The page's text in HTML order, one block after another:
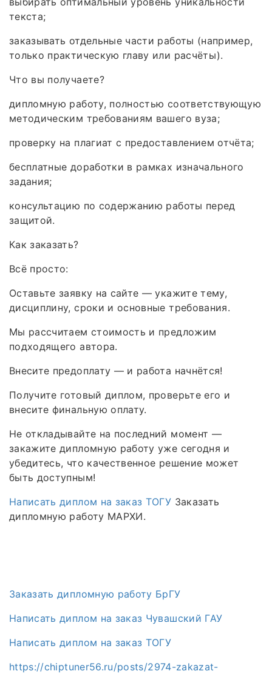
текста;
заказывать отдельные части работы (например,
только практическую главу или расчёты).
Что вы получаете?
дипломную работу, полностью соответствующую
методическим требованиям вашего вуза;
проверку на плагиат с предоставлением отчёта;
бесплатные доработки в рамках изначального
задания;
консультацию по содержанию работы перед
защитой.
Как заказать?
Всё просто:
Оставьте заявку на сайте — укажите тему,
дисциплину, сроки и основные требования.
Мы рассчитаем стоимость и предложим
подходящего автора.
Внесите предоплату — и работа начнётся!
Получите готовый диплом, проверьте его и
внесите финальную оплату.
Не откладывайте на последний момент —
закажите дипломную работу уже сегодня и
убедитесь, что качественное решение может
быть доступным!
Написать диплом на заказ ТОГУ Заказать
дипломную работу МАРХИ.
Заказать дипломную работу БрГУ
Написать диплом на заказ Чувашский ГАУ
Написать диплом на заказ ТОГУ
https://chiptuner56.ru/posts/2974-zakazat-